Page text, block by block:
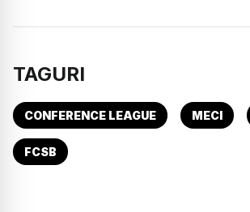
TAGURI
CONFERENCE LEAGUE MECI
FCSB